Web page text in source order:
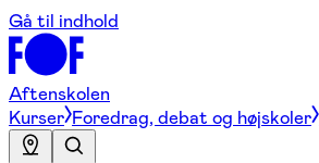
Gå til indhold
Aftenskolen
Kurser Foredrag, debat og højskoler